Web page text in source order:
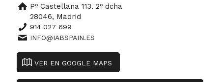
Pº Castellana 113. 2º dcha
28046, Madrid
914 027 699
INFO@IABSPAIN.ES
VER EN GOOGLE MAPS